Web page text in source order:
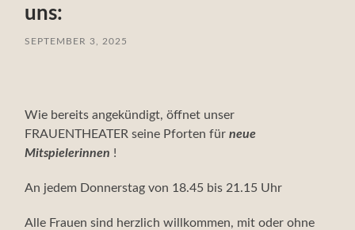
uns:
SEPTEMBER 3, 2025
Wie bereits angekündigt, öffnet unser
FRAUENTHEATER seine Pforten fürneue
Mitspielerinnen !
An jedem Donnerstag von 18.45 bis 21.15 Uhr
Alle Frauen sind herzlich willkommen, mit oder ohne